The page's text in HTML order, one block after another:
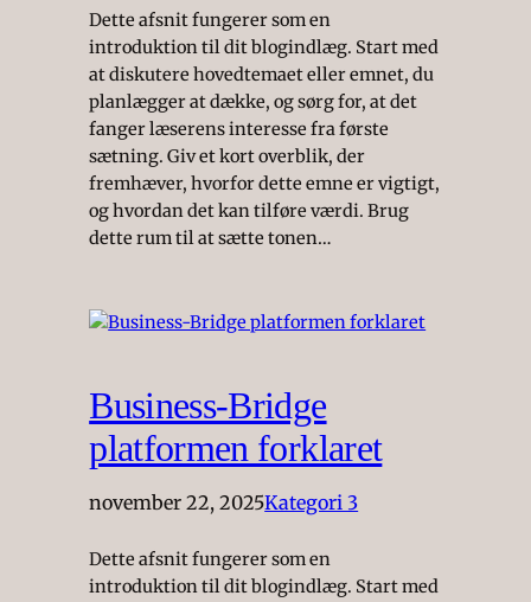
Dette afsnit fungerer som en
introduktion til dit blogindlæg. Start med
at diskutere hovedtemaet eller emnet, du
planlægger at dække, og sørg for, at det
fanger læserens interesse fra første
sætning. Giv et kort overblik, der
fremhæver, hvorfor dette emne er vigtigt,
og hvordan det kan tilføre værdi. Brug
dette rum til at sætte tonen…
Business-Bridge
platformen forklaret
november 22, 2025Kategori 3
Dette afsnit fungerer som en
introduktion til dit blogindlæg. Start med